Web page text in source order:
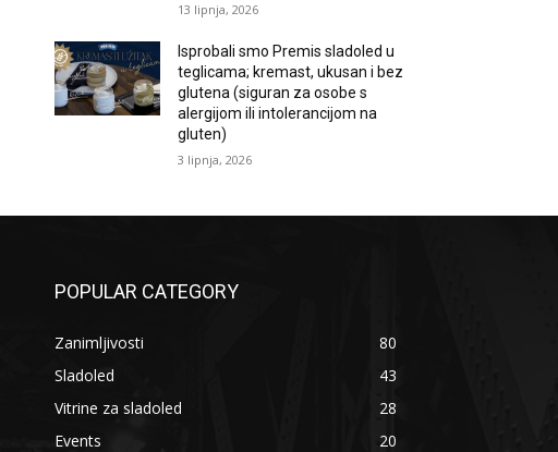
13 lipnja, 2026
Isprobali smo Premis sladoled u
teglicama; kremast, ukusan i bez
glutena (siguran za osobe s
alergijom ili intolerancijom na
gluten)
3 lipnja, 2026
POPULAR CATEGORY
Zanimljivosti
80
Sladoled
43
Vitrine za sladoled
28
Events
20